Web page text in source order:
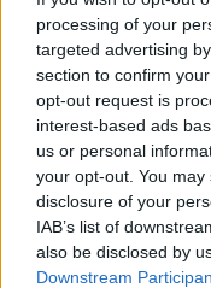
processing of your
targeted advertising
section to confirm
opt-out request is
interest-based ads
us or personal
your opt-out. You
disclosure of your
IAB’s list of
also be disclosed by
Downstream
lenni, csak a
Nyilas (11. 23-12.
azokat az
viszont egy
kaland is bejöhet.